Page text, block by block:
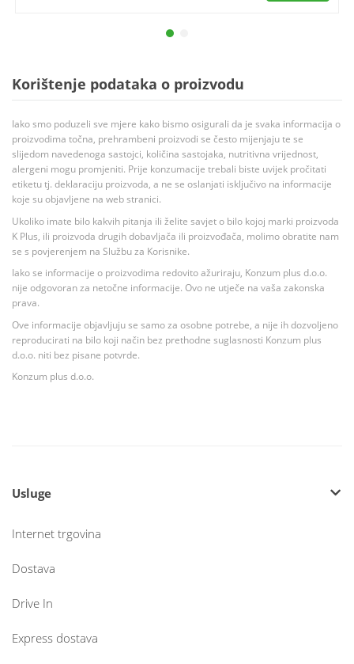
Korištenje podataka o proizvodu
Iako smo poduzeli sve mjere kako bismo osigurali da je svaka informacija o
proizvodima točna, prehrambeni proizvodi se često mijenjaju te se
slijedom navedenoga sastojci, količina sastojaka, nutritivna vrijednost,
alergeni mogu promjeniti. Prije konzumacije trebali biste uvijek pročitati
etiketu tj. deklaraciju proizvoda, a ne se oslanjati isključivo na informacije
koje su objavljene na web stranici.
Ukoliko imate bilo kakvih pitanja ili želite savjet o bilo kojoj marki proizvoda
K Plus, ili proizvoda drugih dobavljača ili proizvođača, molimo obratite nam
se s povjerenjem na Službu za Korisnike.
Iako se informacije o proizvodima redovito ažuriraju, Konzum plus d.o.o.
nije odgovoran za netočne informacije. Ovo ne utječe na vaša zakonska
prava.
Ove informacije objavljuju se samo za osobne potrebe, a nije ih dozvoljeno
reproducirati na bilo koji način bez prethodne suglasnosti Konzum plus
d.o.o. niti bez pisane potvrde.
Konzum plus d.o.o.
Usluge
Internet trgovina
Dostava
Drive In
Express dostava